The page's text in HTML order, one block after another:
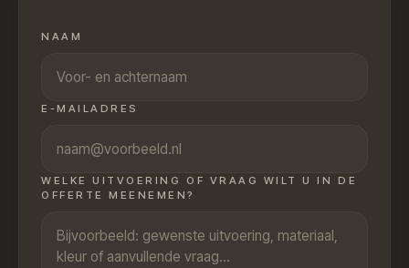
NAAM
E-MAILADRES
WELKE UITVOERING OF VRAAG WILT U IN DE
OFFERTE MEENEMEN?